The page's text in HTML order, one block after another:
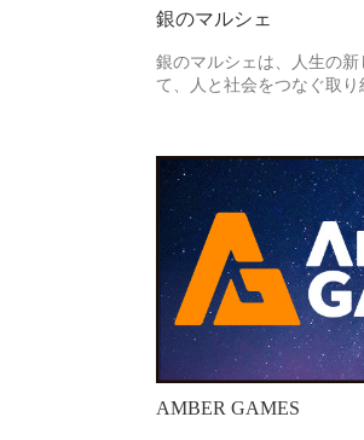
銀のマルシェ
銀のマルシェは、人生の新
て、人と社会をつなぐ取り
AMBER GAMES